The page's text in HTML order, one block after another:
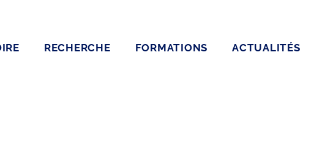
RECHERCHE FORMATIONS ACTUALITÉS